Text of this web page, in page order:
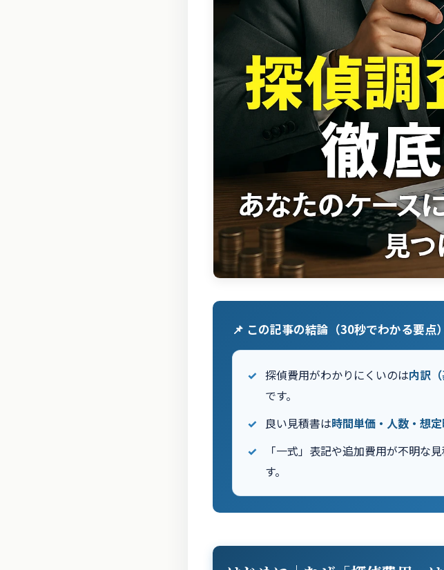
📌 この記事の結論（30秒でわかる要点）
探偵費用がわかりにくいのは内訳
です。
良い見積書は時間単価・人数・想
「一式」表記や追加費用が不明な見
す。